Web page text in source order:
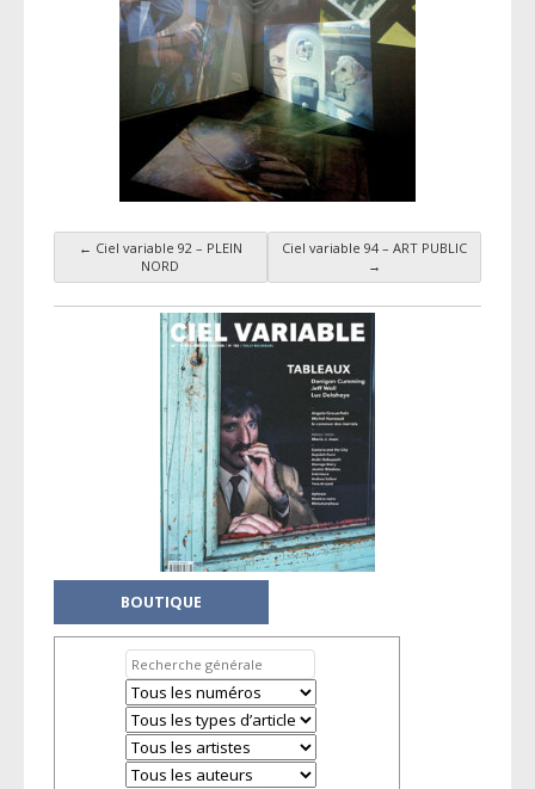
Navigation par taxonomie
← Ciel variable 92 – PLEIN
NORD
Ciel variable 94 – ART PUBLIC
→
BOUTIQUE